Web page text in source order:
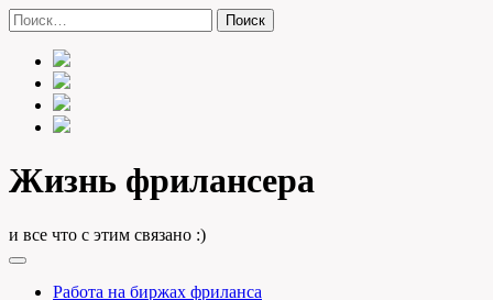
Skip
to
content
Найти:
Жизнь фрилансера
и все что с этим связано :)
Работа на биржах фриланса